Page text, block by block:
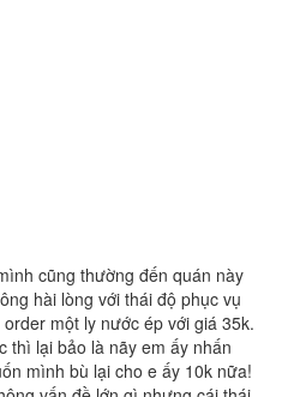
cũng thường đến quán này
hài lòng với thái độ phục vụ
một ly nước ép với giá 35k.
thì lại bảo là nãy em ấy nhấn
mình bù lại cho e ấy 10k nữa!